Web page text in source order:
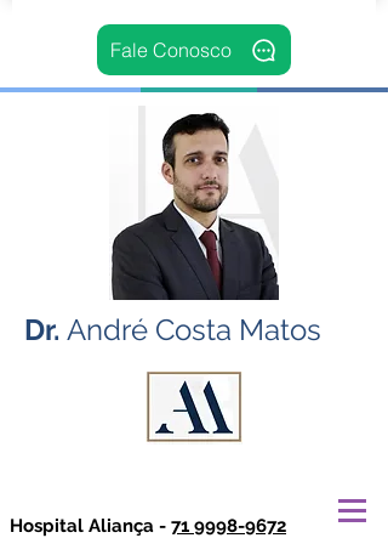
Fale Conosco
Dr. André Costa Matos
Hospital Aliança - 71 9998-9672